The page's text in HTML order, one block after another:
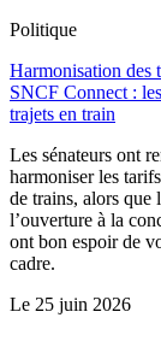
Politique
Harmonisation des
SNCF Connect :
trajets en train
Les sénateurs ont
harmoniser les
de trains, alors que
l’ouverture à la
ont bon espoir de
cadre.
Le 25 juin 2026